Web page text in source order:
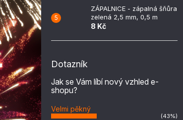
ZÁPALNICE - zápalná šňůra
zelená 2,5 mm, 0,5 m
8 Kč
Dotazník
Jak se Vám líbí nový vzhled e-
shopu?
Velmi pěkný
(43%)